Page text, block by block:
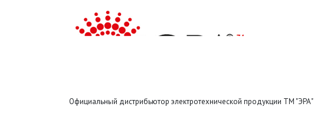
Официальный дистрибьютор электротехнической продукции ТМ "ЭРА"